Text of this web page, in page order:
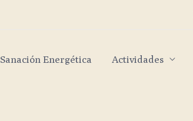
Sanación Energética Actividades